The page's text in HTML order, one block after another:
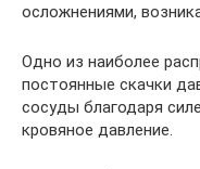
осложнениями,
Одно из наиболее
постоянные скачки
сосуды благодаря
кровяное давление.